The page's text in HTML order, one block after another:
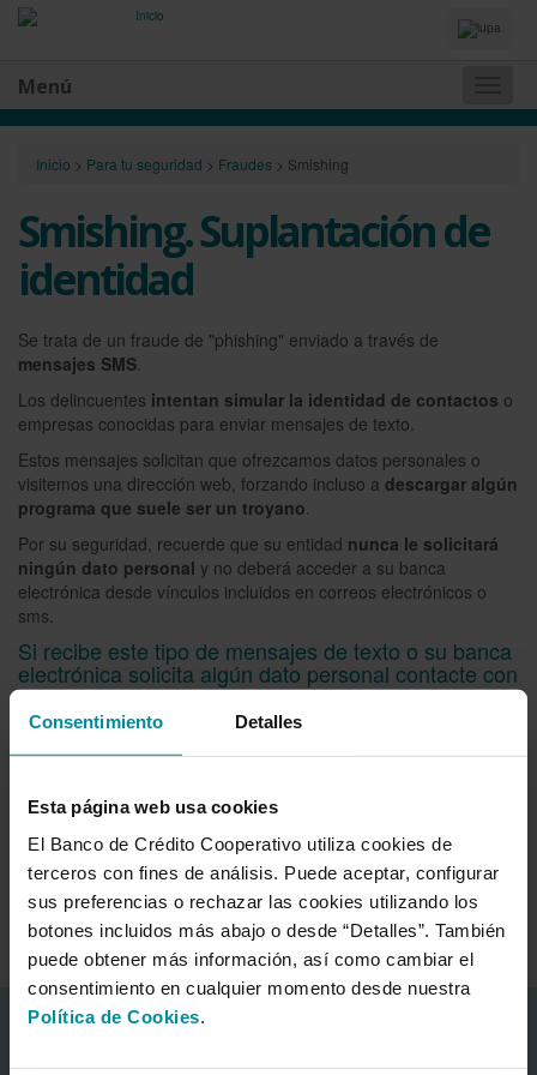
Consentimiento Detalles
Esta página web usa cookies
El Banco de Crédito Cooperativo utiliza cookies de
terceros con fines de análisis. Puede aceptar, configurar
sus preferencias o rechazar las cookies utilizando los
botones incluidos más abajo o desde “Detalles”. También
puede obtener más información, así como cambiar el
consentimiento en cualquier momento desde nuestra
Política de Cookies.
Idiomas
y
Menú
Inicio > Para tu seguridad > Fraudes > Smishing
Smishing. Suplantación de
identidad
Se trata de un fraude de "phishing" enviado a través de
mensajes SMS.
Los delincuentes intentan simular la identidad de contactos o
empresas conocidas para enviar mensajes de texto.
Estos mensajes solicitan que ofrezcamos datos personales o
visitemos una dirección web, forzando incluso a descargar algún
programa que suele ser un troyano.
Por su seguridad, recuerde que su entidad nunca le solicitará
ningún dato personal y no deberá acceder a su banca
electrónica desde vínculos incluidos en correos electrónicos o
sms.
Si recibe este tipo de mensajes de texto o su banca
electrónica solicita algún dato personal contacte con
su entidad.
Smishing
Virus y troyanos
Información corporativa